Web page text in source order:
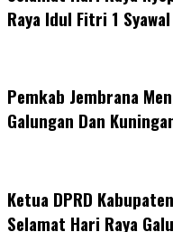
Raya Idul Fitri 1
Pemkab Jembrana
Galungan Dan
Ketua DPRD
Selamat Hari Raya